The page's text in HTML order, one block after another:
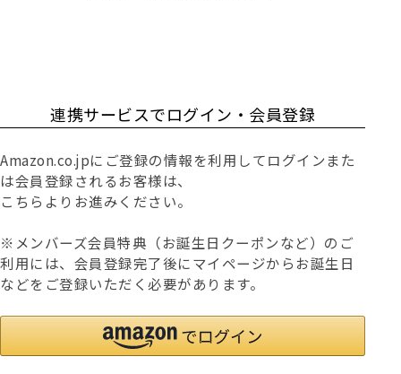
連携サービスでログイン・会員登録
Amazon.co.jpにご登録の情報を利用してログインまた
は会員登録されるお客様は、
こちらよりお進みください。
※メンバーズ会員特典（お誕生日クーポンなど）のご
利用には、会員登録完了後にマイページからお誕生日
などをご登録いただく必要があります。